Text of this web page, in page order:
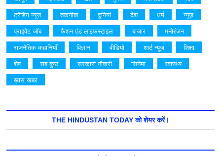
ट्रेंडिंग न्यूज
तकनीक दुनियां देश धर्म
न्यूज़
प्राइवेट जॉब
फैशन एंड लाइफस्टाइल बाजार
मनोरंजन
राजनैतिक कहानियाँ
विज्ञान वीडियो शार्ट न्यूज़
शिक्षा
शेष
सब कुछ सरकारी नौकरी सिनेमा
स्वास्थ्य
ख़ास खबर
THE HINDUSTAN TODAY को शेयर करें।